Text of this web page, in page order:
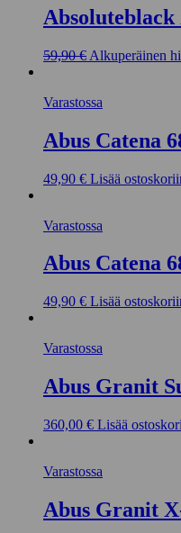
59,90€ Alkuperäinen
Varastossa
Abus Catena
49,90 € Lisää
Varastossa
Abus Catena
49,90 € Lisää
Varastossa
Abus Granit
360,00 € Lisää
Varastossa
Abus Granit